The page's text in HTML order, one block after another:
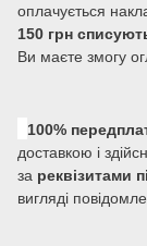
оплачується
150 грн
Ви маєте змогу
100%
доставкою і
за реквізитами
вигляді